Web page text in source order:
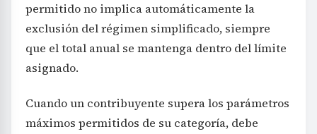
permitido no implica automáticamente la
exclusión del régimen simplificado, siempre
que el total anual se mantenga dentro del límite
asignado.
Cuando un contribuyente supera los parámetros
máximos permitidos de su categoría, debe